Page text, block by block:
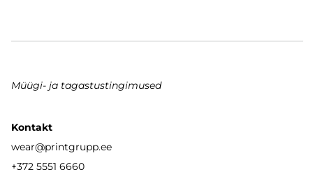
Müügi- ja tagastustingimused
Kontakt
wear@printgrupp.ee
+372 5551 6660